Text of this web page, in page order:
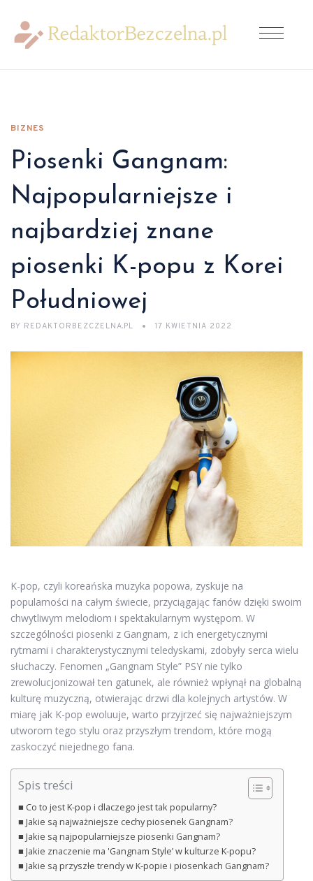
BIZNES
Piosenki Gangnam:
Najpopularniejsze i
najbardziej znane
piosenki K-popu z Korei
Południowej
BY REDAKTORBEZCZELNA.PL 17 KWIETNIA 2022
K-pop, czyli koreańska muzyka popowa, zyskuje na
popularności na całym świecie, przyciągając fanów dzięki swoim
chwytliwym melodiom i spektakularnym występom. W
szczególności piosenki z Gangnam, z ich energetycznymi
rytmami i charakterystycznymi teledyskami, zdobyły serca wielu
słuchaczy. Fenomen „Gangnam Style” PSY nie tylko
zrewolucjonizował ten gatunek, ale również wpłynął na globalną
kulturę muzyczną, otwierając drzwi dla kolejnych artystów. W
miarę jak K-pop ewoluuje, warto przyjrzeć się najważniejszym
utworom tego stylu oraz przyszłym trendom, które mogą
zaskoczyć niejednego fana.
Spis treści
Co to jest K-pop i dlaczego jest tak popularny?
Jakie są najważniejsze cechy piosenek Gangnam?
Jakie są najpopularniejsze piosenki Gangnam?
Jakie znaczenie ma 'Gangnam Style’ w kulturze K-popu?
Jakie są przyszłe trendy w K-popie i piosenkach Gangnam?